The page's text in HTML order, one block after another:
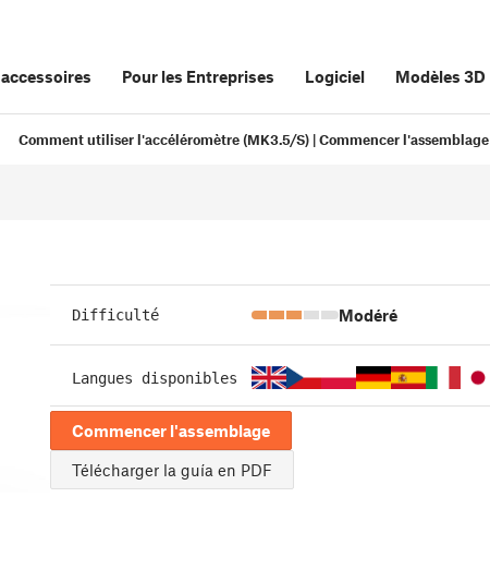
accessoires Pour les Entreprises Logiciel Modèles 3D
Comment utiliser l'accéléromètre (MK3.5/S) | Commencer l'assemblage
Difficulté Modéré
Langues disponibles
Commencer l'assemblage
Télécharger la guía en PDF